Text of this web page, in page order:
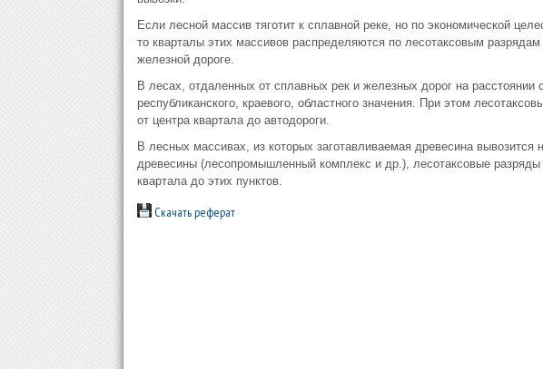
Если лесной массив тяготит к сплавной реке, но по экономической
то кварталы этих массивов распределяются по лесотаксовым разрядам
железной дороге.
В лесах, отдаленных от сплавных рек и железных дорог на
республиканского, краевого, областного значения. При этом
от центра квартала до автодороги.
В лесных массивах, из которых заготавливаемая древесина вывозится
древесины (лесопромышленный комплекс и др.), лесотаксовые разряды
квартала до этих пунктов.
Скачать реферат